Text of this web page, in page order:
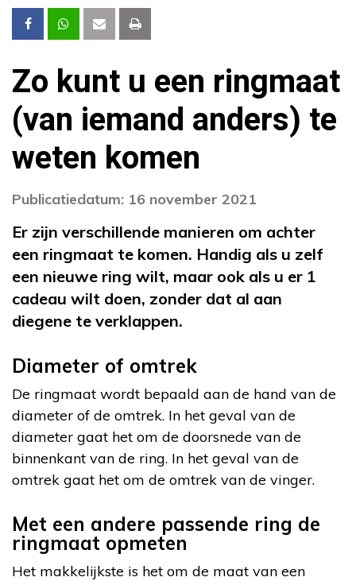
Zo kunt u een ringmaat
(van iemand anders) te
weten komen
Publicatiedatum: 16 november 2021
Er zijn verschillende manieren om achter
een ringmaat te komen. Handig als u zelf
een nieuwe ring wilt, maar ook als u er 1
cadeau wilt doen, zonder dat al aan
diegene te verklappen.
Diameter of omtrek
De ringmaat wordt bepaald aan de hand van de
diameter of de omtrek. In het geval van de
diameter gaat het om de doorsnede van de
binnenkant van de ring. In het geval van de
omtrek gaat het om de omtrek van de vinger.
Met een andere passende ring de
ringmaat opmeten
Het makkelijkste is het om de maat van een